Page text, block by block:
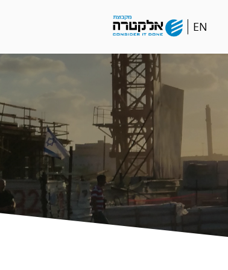
EN
Go
english
language